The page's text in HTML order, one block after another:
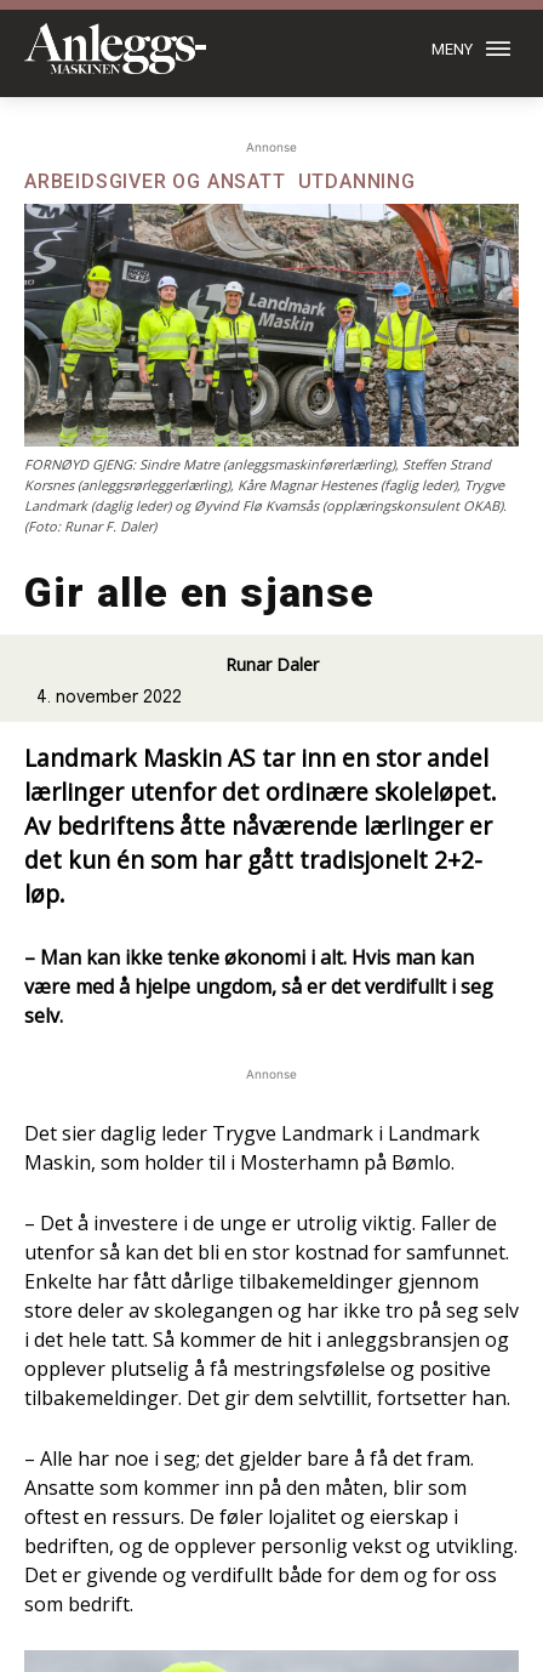
MENY
Annonse
ARBEIDSGIVER OG ANSATT UTDANNING
FORNØYD GJENG: Sindre Matre (anleggsmaskinførerlærling), Steffen Strand
Korsnes (anleggsrørleggerlærling), Kåre Magnar Hestenes (faglig leder), Trygve
Landmark (daglig leder) og Øyvind Flø Kvamsås (opplæringskonsulent OKAB).
(Foto: Runar F. Daler)
Gir alle en sjanse
Runar Daler
4. november 2022
Landmark Maskin AS tar inn en stor andel
lærlinger utenfor det ordinære skoleløpet.
Av bedriftens åtte nåværende lærlinger er
det kun én som har gått tradisjonelt 2+2-
løp.
– Man kan ikke tenke økonomi i alt. Hvis man kan
være med å hjelpe ungdom, så er det verdifullt i seg
selv.
Annonse
Det sier daglig leder Trygve Landmark i Landmark
Maskin, som holder til i Mosterhamn på Bømlo.
– Det å investere i de unge er utrolig viktig. Faller de
utenfor så kan det bli en stor kostnad for samfunnet.
Enkelte har fått dårlige tilbakemeldinger gjennom
store deler av skolegangen og har ikke tro på seg selv
i det hele tatt. Så kommer de hit i anleggsbransjen og
opplever plutselig å få mestringsfølelse og positive
tilbakemeldinger. Det gir dem selvtillit, fortsetter han.
– Alle har noe i seg; det gjelder bare å få det fram.
Ansatte som kommer inn på den måten, blir som
oftest en ressurs. De føler lojalitet og eierskap i
bedriften, og de opplever personlig vekst og utvikling.
Det er givende og verdifullt både for dem og for oss
som bedrift.